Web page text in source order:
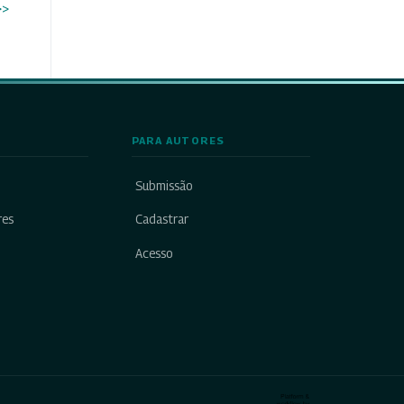
PARA AUTORES
Submissão
Cadastrar
Acesso